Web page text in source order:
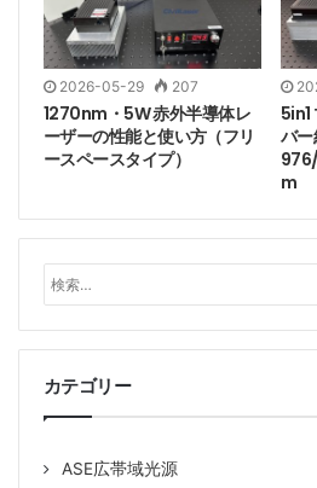
放出することで信号を増幅しま
ンのエネルギー準位構造は高出
り、キロワットレベルの出力を
ー加工や医療分野で広く使用さ
利得：EDFAと比較して、YDFA
長帯域における高利得という利
信分野におけるEDFAの欠点を補
術の重要な分野となっています。
この37dBmファイバー増幅器の
2026-05-29 207
1270nm・5W 赤外半導体レ
ーザーの性能と使い方（フリ
ースペースタイプ）
5in1
バ
m
カテゴリー
ASE広帯域光源